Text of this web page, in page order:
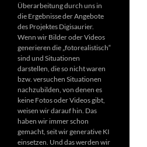
Überarbeitung durch uns in
die Ergebnisse der Angebote
des Projektes Digisaurier.
Wenn wir Bilder oder Videos
generieren die „fotorealistisch“
sind und Situationen
darstellen, die so nicht waren
bzw. versuchen Situationen
nachzubilden, von denen es
keine Fotos oder Videos gibt,
weisen wir darauf hin. Das
haben wir immer schon
gemacht, seit wir generative KI
einsetzen. Und das werden wir